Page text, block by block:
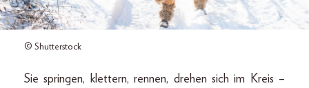
© Shutterstock
Sie springen, klettern, rennen, drehen sich im Kreis –